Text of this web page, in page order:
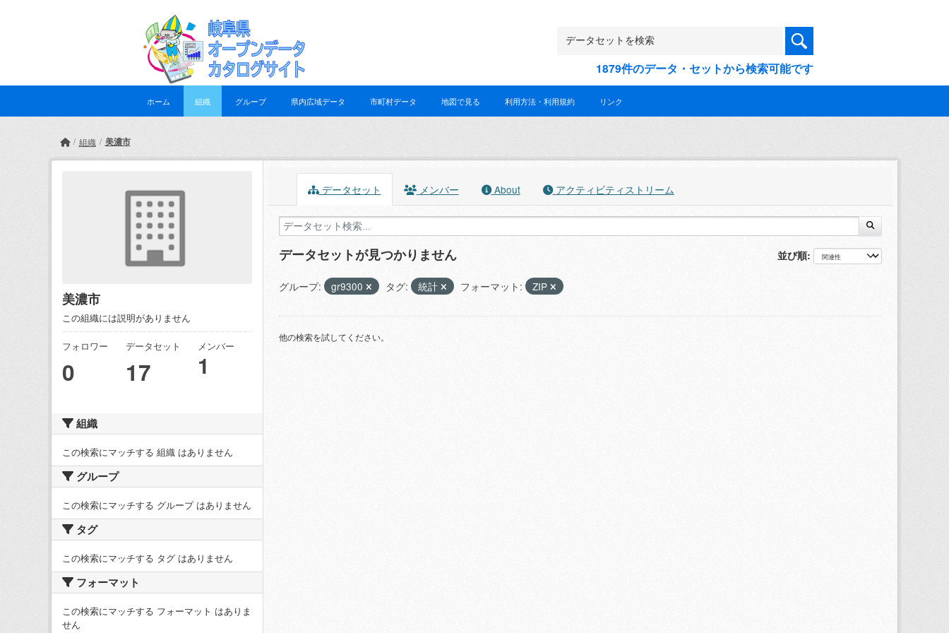
1879件のデータ・セットから検索可能です
ホーム 組織 グループ 県内広域データ 市町村データ 地図で見る 利用方法・利用規約 リンク
組織 美濃市
美濃市
この組織には説明がありません
フォロワー
0
データセット
17
メンバー
1
組織
この検索にマッチする 組織 はありません
グループ
この検索にマッチする グループ はありません
タグ
この検索にマッチする タグ はありません
フォーマット
この検索にマッチする フォーマット はありま
せん
データセット メンバー About アクティビティストリーム
並び順
データセットが見つかりません
グループ: gr9300 タグ: 統計 フォーマット: ZIP
他の検索を試してください。